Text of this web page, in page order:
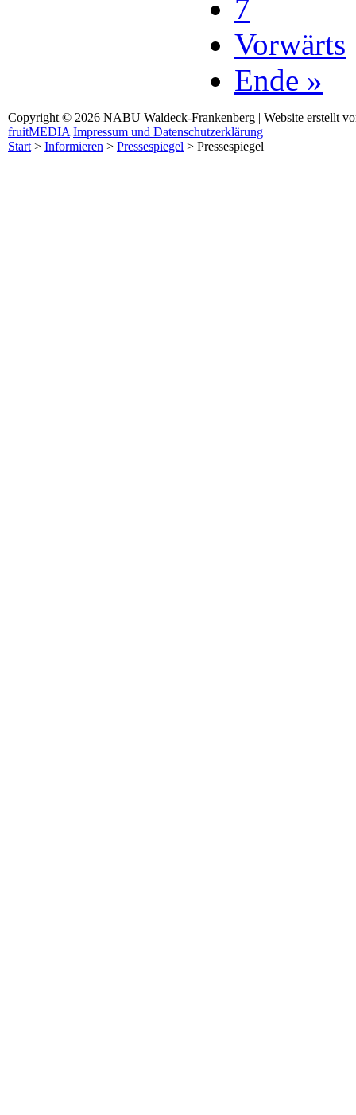
7
Vorwärts
Ende »
Copyright © 2026 NABU Waldeck-Frankenberg | Website erstellt
fruitMEDIA Impressum und Datenschutzerklärung
Start> Informieren > Pressespiegel > Pressespiegel